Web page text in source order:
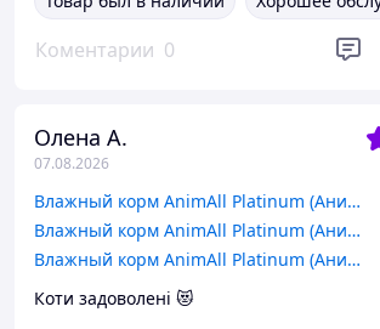
Коментарии 0
Олена А.
07.08.2026
Влажный корм AnimAll Platinum (АнимАлл) для кошек нежный паштет из тунца 70 гр
Влажный корм AnimAll Platinum (АнимАлл) для кошек нежный паштет из курицы 70 гр
Влажный корм AnimAll Platinum (АнимАлл) для котов нежный паштет из кролика 70 гр
Коти задоволені 😻